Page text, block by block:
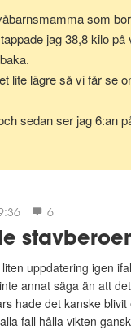
som
jag 38,8 kilo
lite lägre så vi får se
sedan ser jag 6:an
6
uppdatering igen
annat säga än att
hade det kanske blivit
fall hålla vikten